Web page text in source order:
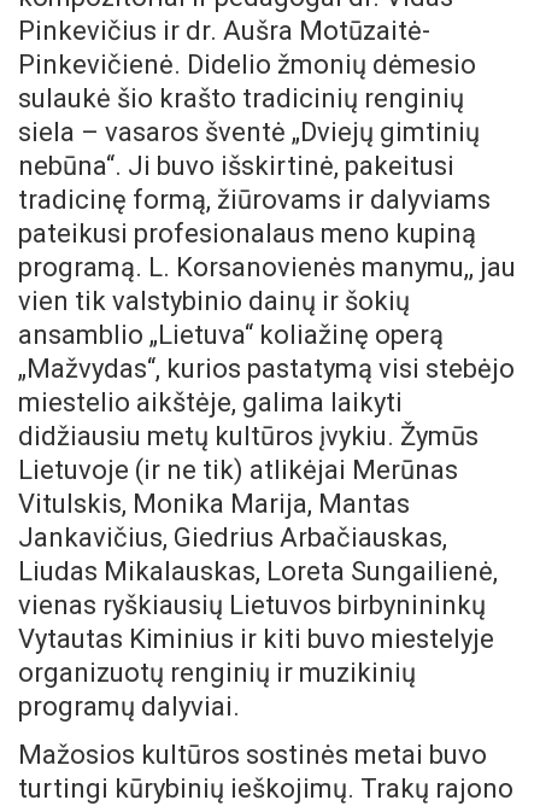
Pinkevičius ir dr. Aušra Motūzaitė-
Pinkevičienė. Didelio žmonių dėmesio
sulaukė šio krašto tradicinių renginių
siela – vasaros šventė „Dviejų gimtinių
nebūna“. Ji buvo išskirtinė, pakeitusi
tradicinę formą, žiūrovams ir dalyviams
pateikusi profesionalaus meno kupiną
programą. L. Korsanovienės manymu,, jau
vien tik valstybinio dainų ir šokių
ansamblio „Lietuva“ koliažinę operą
„Mažvydas“, kurios pastatymą visi stebėjo
miestelio aikštėje, galima laikyti
didžiausiu metų kultūros įvykiu. Žymūs
Lietuvoje (ir ne tik) atlikėjai Merūnas
Vitulskis, Monika Marija, Mantas
Jankavičius, Giedrius Arbačiauskas,
Liudas Mikalauskas, Loreta Sungailienė,
vienas ryškiausių Lietuvos birbynininkų
Vytautas Kiminius ir kiti buvo miestelyje
organizuotų renginių ir muzikinių
programų dalyviai.
Mažosios kultūros sostinės metai buvo
turtingi kūrybinių ieškojimų. Trakų rajono